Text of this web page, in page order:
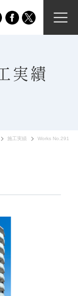
実績
施工実績 Works No.291